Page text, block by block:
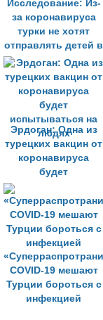
Исследование: Из-
за коронавируса
турки не хотят
отправлять детей в
школу
Эрдоган: Одна из
турецких вакцин от
коронавируса
будет
испытываться на
людях
COVID-19 мешают
Турции бороться с
инфекцией